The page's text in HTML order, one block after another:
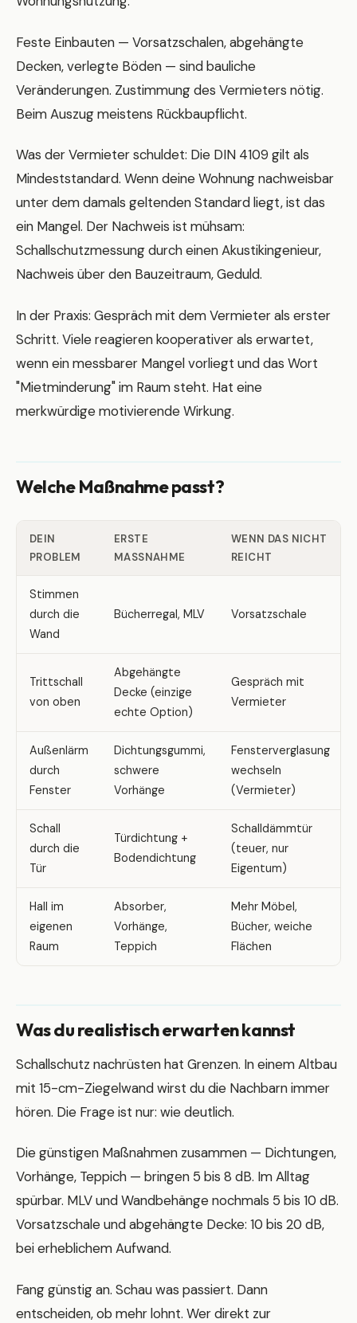
Feste Einbauten — Vorsatzschalen, abgehängte
Decken, verlegte Böden — sind bauliche
Veränderungen. Zustimmung des Vermieters nötig.
Beim Auszug meistens Rückbaupflicht.
Was der Vermieter schuldet: Die DIN 4109 gilt als
Mindeststandard. Wenn deine Wohnung nachweisbar
unter dem damals geltenden Standard liegt, ist das
ein Mangel. Der Nachweis ist mühsam:
Schallschutzmessung durch einen Akustikingenieur,
Nachweis über den Bauzeitraum, Geduld.
In der Praxis: Gespräch mit dem Vermieter als erster
Schritt. Viele reagieren kooperativer als erwartet,
wenn ein messbarer Mangel vorliegt und das Wort
"Mietminderung" im Raum steht. Hat eine
merkwürdige motivierende Wirkung.
Welche Maßnahme passt?
DEIN
PROBLEM
ERSTE
MASSNAHME
WENN DAS NICHT
REICHT
Stimmen
durch die
Wand
Bücherregal, MLV Vorsatzschale
Trittschall
von oben
Abgehängte
Decke (einzige
echte Option)
Gespräch mit
Vermieter
Außenlärm
durch
Fenster
Dichtungsgummi,
schwere
Vorhänge
Fensterverglasung
wechseln
(Vermieter)
Schall
durch die
Tür
Türdichtung +
Bodendichtung
Schalldämmtür
(teuer, nur
Eigentum)
Hall im
eigenen
Raum
Absorber,
Vorhänge,
Teppich
Mehr Möbel,
Bücher, weiche
Flächen
Was du realistisch erwarten kannst
Schallschutz nachrüsten hat Grenzen. In einem Altbau
mit 15-cm-Ziegelwand wirst du die Nachbarn immer
hören. Die Frage ist nur: wie deutlich.
Die günstigen Maßnahmen zusammen — Dichtungen,
Vorhänge, Teppich — bringen 5 bis 8 dB. Im Alltag
spürbar. MLV und Wandbehänge nochmals 5 bis 10 dB.
Vorsatzschale und abgehängte Decke: 10 bis 20 dB,
bei erheblichem Aufwand.
Fang günstig an. Schau was passiert. Dann
entscheiden, ob mehr lohnt. Wer direkt zur